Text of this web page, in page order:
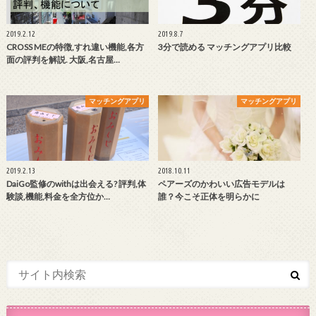
2019.2.12
CROSS MEの特徴,すれ違い機能,各方
面の評判を解説. 大阪,名古屋…
2019.8.7
3分で読める マッチングアプリ比較
マッチングアプリ
2019.2.13
DaiGo監修のwithは出会える? 評判,体
験談,機能,料金を全方位か…
マッチングアプリ
2018.10.11
ペアーズのかわいい広告モデルは
誰？今こそ正体を明らかに